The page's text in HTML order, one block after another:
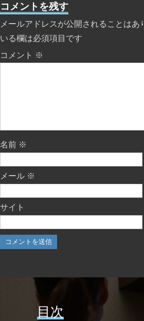
コメントを残す
メールアドレスが公開されることはあ
いる欄は必須項目です
コメント ※
名前 ※
メール ※
サイト
目次